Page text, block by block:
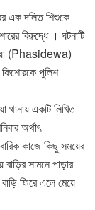
এক দলিত শিশুকে
বিরুদ্ধে । ঘটনাটি
(Phasidewa)
কিশোরকে পুলিশ
থানায় একটি লিখিত
অর্থাৎ
কাজে কিছু সময়ের
সামনে পাড়ার
ফিরে এলে মেয়ে